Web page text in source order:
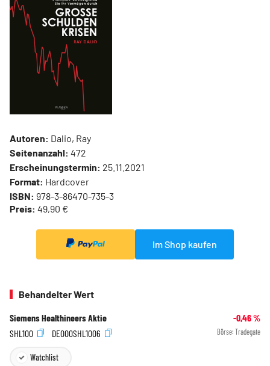
Autoren: Dalio, Ray
Seitenanzahl: 472
Erscheinungstermin: 25.11.2021
Format: Hardcover
ISBN: 978-3-86470-735-3
Preis: 49,90 €
Im Shop kaufen
Behandelter Wert
Siemens Healthineers Aktie -0,46%
SHL100
DE000SHL1006 Börse: Tradegate
Watchlist